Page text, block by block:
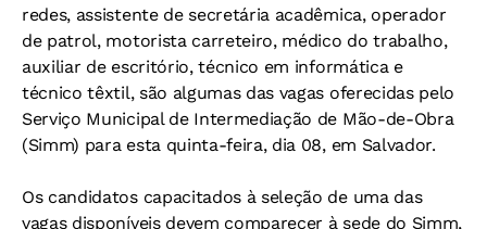
redes, assistente de secretária acadêmica, operador
de patrol, motorista carreteiro, médico do trabalho,
auxiliar de escritório, técnico em informática e
técnico têxtil, são algumas das vagas oferecidas pelo
Serviço Municipal de Intermediação de Mão-de-Obra
(Simm) para esta quinta-feira, dia 08, em Salvador.
Os candidatos capacitados à seleção de uma das
vagas disponíveis devem comparecer à sede do Simm,